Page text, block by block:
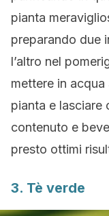
pianta
preparando due
l’altro nel
mettere in
pianta e lasciare
contenuto e
presto ottimi
3. Tè verde